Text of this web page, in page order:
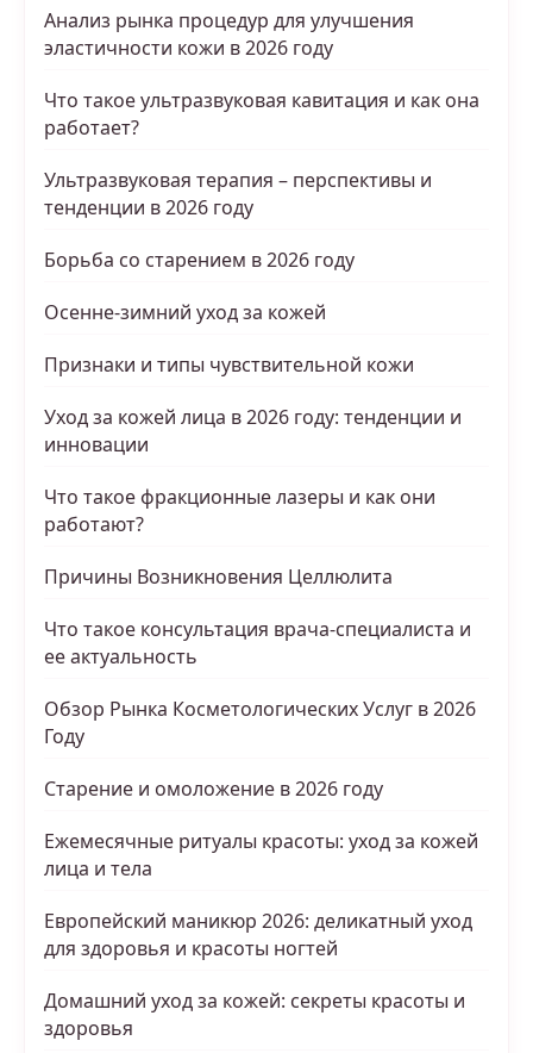
Анализ рынка процедур для улучшения
эластичности кожи в 2026 году
Что такое ультразвуковая кавитация и как она
работает?
Ультразвуковая терапия – перспективы и
тенденции в 2026 году
Борьба со старением в 2026 году
Осенне-зимний уход за кожей
Признаки и типы чувствительной кожи
Уход за кожей лица в 2026 году: тенденции и
инновации
Что такое фракционные лазеры и как они
работают?
Причины Возникновения Целлюлита
Что такое консультация врача-специалиста и
ее актуальность
Обзор Рынка Косметологических Услуг в 2026
Году
Старение и омоложение в 2026 году
Ежемесячные ритуалы красоты: уход за кожей
лица и тела
Европейский маникюр 2026: деликатный уход
для здоровья и красоты ногтей
Домашний уход за кожей: секреты красоты и
здоровья